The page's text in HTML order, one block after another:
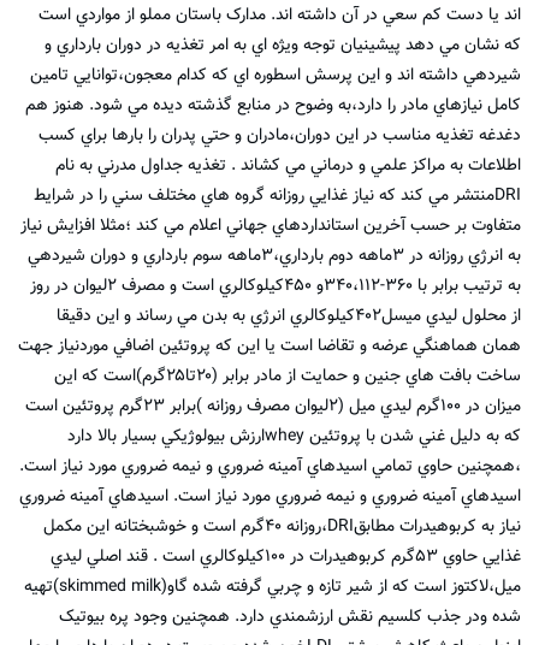
اند يا دست کم سعي در آن داشته اند. مدارک باستان مملو از مواردي است
که نشان مي دهد پيشينيان توجه ويژه اي به امر تغذيه در دوران بارداري و
شيردهي داشته اند و اين پرسش اسطوره اي که کدام معجون،توانايي تامين
کامل نيازهاي مادر را دارد،به وضوح در منابع گذشته ديده مي شود. هنوز هم
دغدغه تغذيه مناسب در اين دوران،مادران و حتي پدران را بارها براي کسب
اطلاعات به مراکز علمي و درماني مي کشاند . تغذيه جداول مدرني به نام
DRIمنتشر مي کند که نياز غذايي روزانه گروه هاي مختلف سني را در شرايط
متفاوت بر حسب آخرين استانداردهاي جهاني اعلام مي کند ؛مثلا افزايش نياز
به انرژي روزانه در ۳ماهه دوم بارداري،۳ماهه سوم بارداري و دوران شيردهي
به ترتيب برابر با ۳۶۰-۳۴۰،۱۱۲و ۴۵۰کيلوکالري است و مصرف ۲ليوان در روز
از محلول ليدي ميسل۴۰۲کيلوکالري انرژي به بدن مي رساند و اين دقيقا
همان هماهنگي عرضه و تقاضا است يا اين که پروتئين اضافي موردنياز جهت
ساخت بافت هاي جنين و حمايت از مادر برابر (۲۰تا۲۵گرم)است که اين
ميزان در ۱۰۰گرم ليدي ميل (۲ليوان مصرف روزانه )برابر ۲۳گرم پروتئين است
که به دليل غني شدن با پروتئين wheyارزش بيولوژيکي بسيار بالا دارد
،همچنين حاوي تمامي اسيدهاي آمينه ضروري و نيمه ضروري مورد نياز است.
اسيدهاي آمينه ضروري و نيمه ضروري مورد نياز است. اسيدهاي آمينه ضروري
نياز به کربوهيدرات مطابقDRI،روزانه ۴۰گرم است و خوشبختانه اين مکمل
غذايي حاوي ۵۳گرم کربوهيدرات در ۱۰۰کيلوکالري است . قند اصلي ليدي
ميل،لاکتوز است که از شير تازه و چربي گرفته شده گاو(skimmed milk)تهيه
شده ودر جذب کلسيم نقش ارزشمندي دارد. همچنين وجود پره بيوتيک